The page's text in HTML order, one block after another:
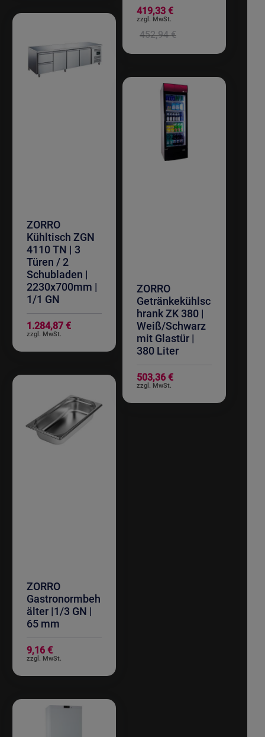
ZORRO
Kühltisch ZGN
4110 TN | 3
Türen / 2
Schubladen |
2230x700mm |
1/1 GN
1.284,87 €
ZORRO
Gastronormbeh
älter |1/3 GN |
65 mm
9,16 €
419,33 €
452,94 €
ZORRO
Getränkekühlsc
hrank ZK 380 |
Weiß/Schwarz
mit Glastür |
380 Liter
503,36 €